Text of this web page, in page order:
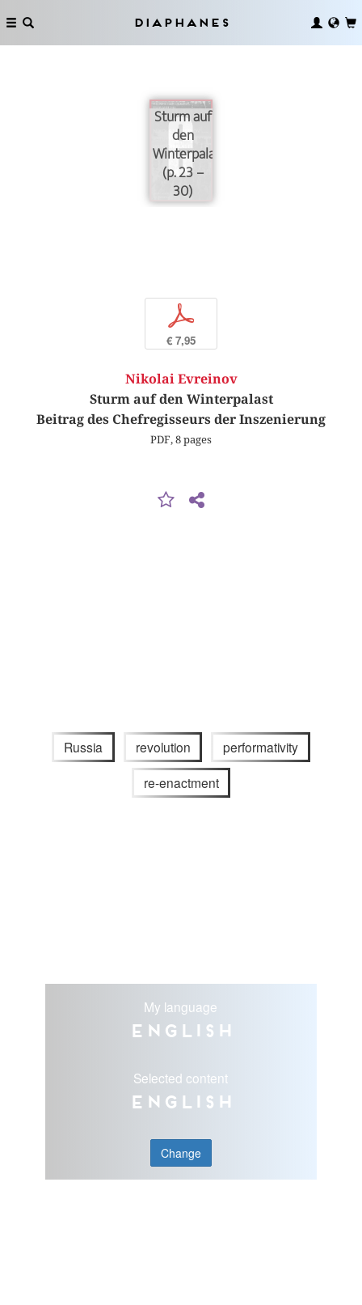
Diaphanes
Sturm auf
den
Winterpalast
(p. 23 –
30)
p
€ 7,95
Nikolai Evreinov
Sturm auf den Winterpalast
Beitrag des Chefregisseurs der Inszenierung
PDF, 8 pages
Russia revolution performativity
re-enactment
My language
English
Selected content
English
Change